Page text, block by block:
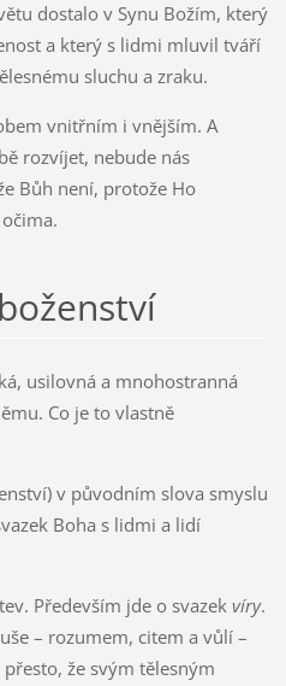
dostalo v Synu Božím, který
a který s lidmi mluvil tváří
sluchu a zraku.
vnitřním i vnějším. A
rozvíjet, nebude nás
Bůh není, protože Ho
usilovná a mnohostranná
Co je to vlastně
v původním slova smyslu
Boha s lidmi a lidí
Především jde o svazek víry.
– rozumem, citem a vůlí –
že svým tělesným